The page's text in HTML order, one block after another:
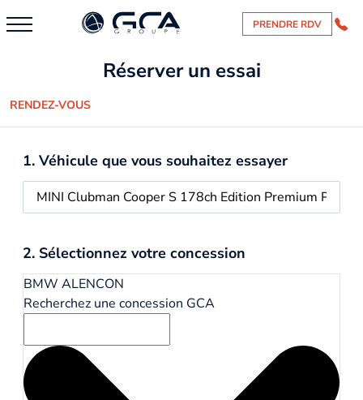
PRENDRE RDV
Réserver un essai
RENDEZ-VOUS
1. Véhicule que vous souhaitez essayer
2. Sélectionnez votre concession
BMW ALENCON
Recherchez une concession GCA